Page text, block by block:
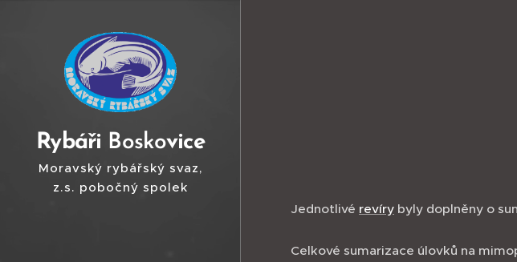
Rybáři Boskovice
Moravský rybářský svaz,
z.s. pobočný spolek
Jednotlivé revíry byly doplněny o
Celkové sumarizace úlovků na